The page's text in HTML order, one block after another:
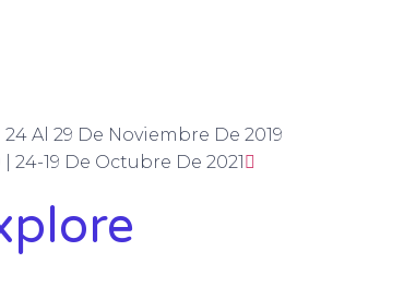
24 Al 29 De Noviembre De 2019
24-19 De Octubre De 2021